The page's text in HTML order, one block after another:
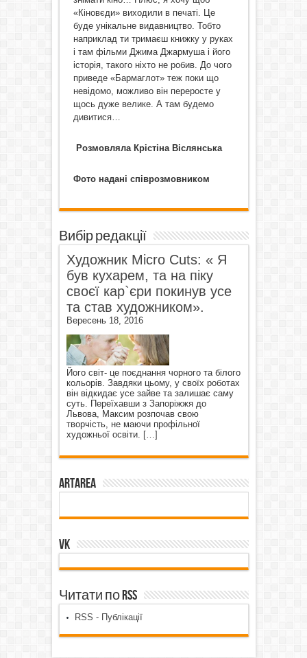
«Кіновєди» виходили в печаті. Це
буде унікальне видавництво. Тобто
наприклад ти тримаєш книжку у руках
і там фільми Джима Джармуша і його
історія, такого ніхто не робив. До чого
приведе «Бармаглот» теж поки що
невідомо, можливо він переросте у
щось дуже велике. А там будемо
дивитися…
Розмовляла Крістіна Віслянська
Фото надані співрозмовником
Вибір редакції
Художник Micro Cuts: « Я
був кухарем, та на піку
своєї кар`єри покинув усе
та став художником».
Вересень 18, 2016
Його світ- це поєднання чорного та білого
кольорів. Завдяки цьому, у своїх роботах
він відкидає усе зайве та залишає саму
суть. Переїхавши з Запоріжжя до
Львова, Максим розпочав свою
творчість, не маючи профільної
художньої освіти. […]
ArtArea
VK
Читати по RSS
RSS - Публікації